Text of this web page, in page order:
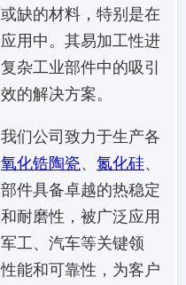
缺的材料，特别是在
用中。其易加工性进
杂工业部件中的吸引
的解决方案。
们公司致力于生产各
氧化锆陶瓷、 氮化硅、
件具备卓越的热稳定
耐磨性，被广泛应用
工、汽车等关键领
能和可靠性，为客户